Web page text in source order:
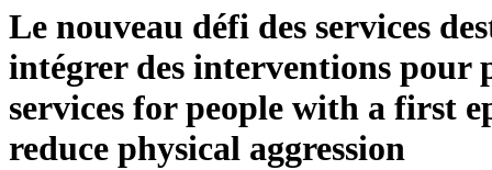
Le nouveau défi des services
intégrer des interventions pour
services for people with a first
reduce physical aggression